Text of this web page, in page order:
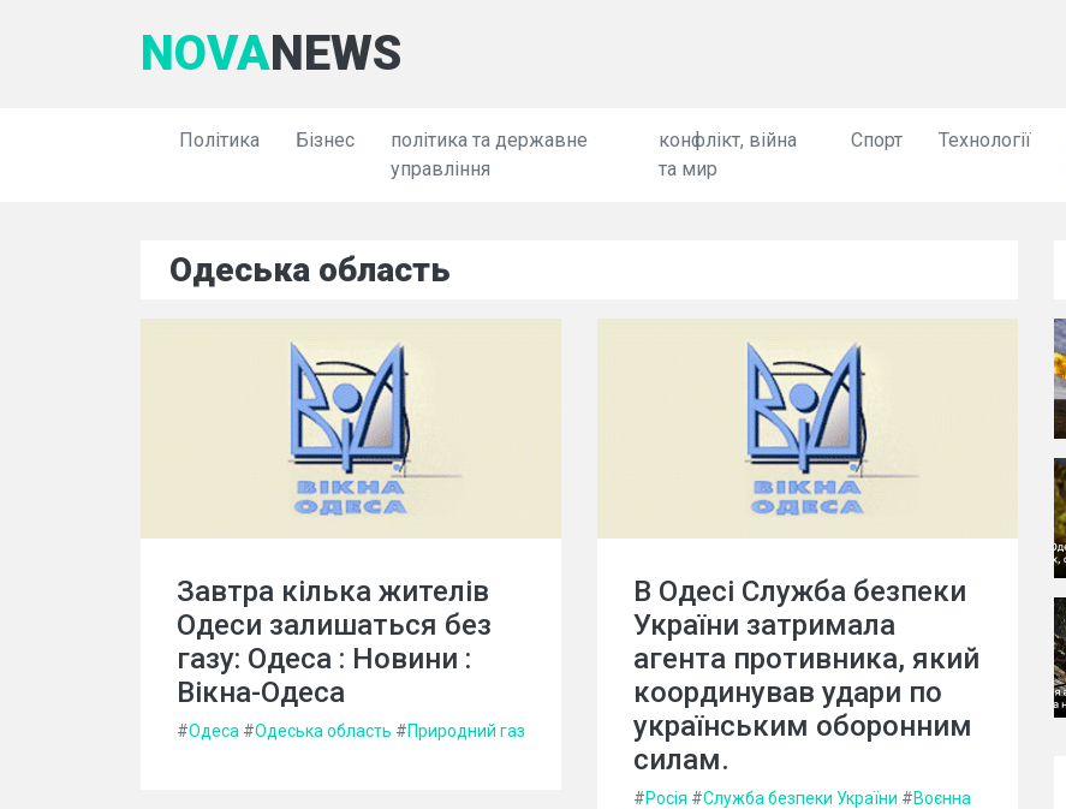
NOVANEWS
Політика Бізнес
політика та державне
управління
конфлікт, війна
та мир
Спорт Технології
Одеська область
Завтра кілька жителів
Одеси залишаться без
газу: Одеса : Новини :
Вікна-Одеса
#Одеса #Одеська область #Природний газ
В Одесі Служба безпеки
України затримала
агента противника, який
координував удари по
українським оборонним
силам.
#Росія #Служба безпеки України #Воєнна